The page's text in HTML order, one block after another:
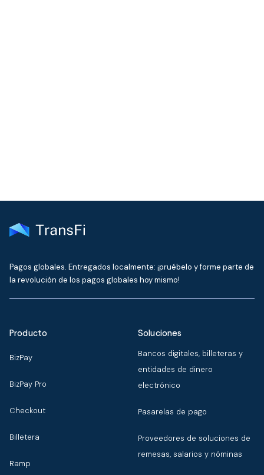
Pagos globales. Entregados localmente: ¡pruébelo y forme parte de
la revolución de los pagos globales hoy mismo!
Producto
BizPay
BizPay Pro
Checkout
Billetera
Ramp
Soluciones
Bancos digitales, billeteras y
entidades de dinero
electrónico
Pasarelas de pago
Proveedores de soluciones de
remesas, salarios y nóminas